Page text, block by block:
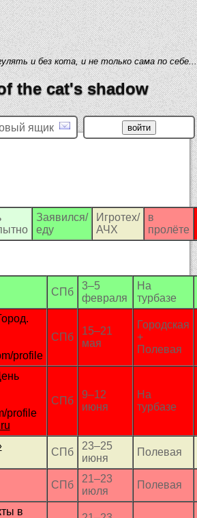
и без кота, и не только сама по себе...
the cat's shadow
ящик
Заявился/
еду
Игротех/
АЧХ
в
пролёте
СПб
3–5
февраля
На
турбазе
profile
СПб
15–21
мая
Городская
+
Полевая
profile
СПб
9–12
июня
На
турбазе
СПб
23–25
июня
Полевая
СПб
21–23
июля
Полевая
в